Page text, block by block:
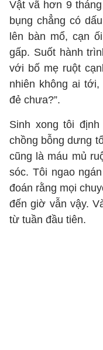
Vật vã hơn 9
bụng chẳng có
lên bàn mổ, cạn
gấp. Suốt hành
với bố mẹ ruột
nhiên không ai tới,
đẻ chưa?”.
Sinh xong tôi
chồng bỗng dưng
cũng là máu mủ
sóc. Tôi ngao
đoán rằng mọi
đến giờ vẫn vậy.
từ tuần đầu tiên.